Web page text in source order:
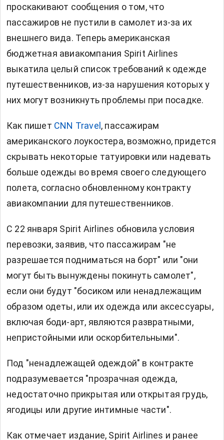
проскакивают сообщения о том, что
пассажиров не пустили в самолет из-за их
внешнего вида. Теперь американская
бюджетная авиакомпания Spirit Airlines
выкатила целый список требований к одежде
путешественников, из-за нарушения которых у
них могут возникнуть проблемы при посадке.
Как пишет CNN Travel , пассажирам
американского лоукостера, возможно, придется
скрывать некоторые татуировки или надевать
больше одежды во время своего следующего
полета, согласно обновленному контракту
авиакомпании для путешественников.
С 22 января Spirit Airlines обновила условия
перевозки, заявив, что пассажирам "не
разрешается подниматься на борт" или "они
могут быть вынуждены покинуть самолет",
если они будут "босиком или ненадлежащим
образом одеты, или их одежда или аксессуары,
включая боди-арт, являются развратными,
непристойными или оскорбительными".
Под "ненадлежащей одеждой" в контракте
подразумевается "прозрачная одежда,
недостаточно прикрытая или открытая грудь,
ягодицы или другие интимные части".
Как отмечает издание, Spirit Airlines и ранее